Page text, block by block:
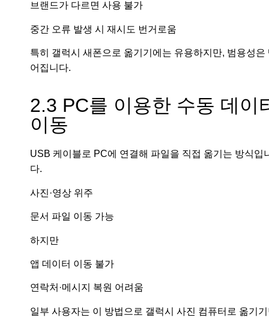
브랜드가 다르면 사용 불가
중간 오류 발생 시 재시도 번거로움
특히 갤럭시 새폰으로 옮기기에는 유용하지만, 범용성은
어집니다.
2.3 PC를 이용한 수동 데이
이동
USB 케이블로 PC에 연결해 파일을 직접 옮기는 방식입
다.
사진·영상 위주
문서 파일 이동 가능
하지만
앱 데이터 이동 불가
연락처·메시지 복원 어려움
일부 사용자는 이 방법으로 갤럭시 사진 컴퓨터로 옮기